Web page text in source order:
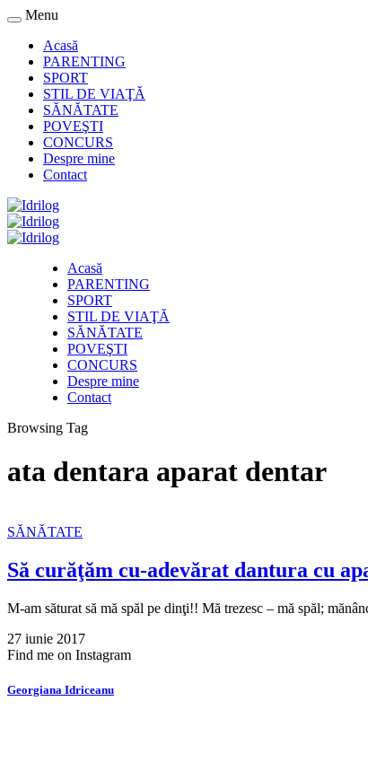
Menu
Acasă
PARENTING
SPORT
STIL DE VIAŢĂ
SĂNĂTATE
POVEŞTI
CONCURS
Despre mine
Contact
Acasă
PARENTING
SPORT
STIL DE VIAŢĂ
SĂNĂTATE
POVEŞTI
CONCURS
Despre mine
Contact
Browsing Tag
ata dentara aparat dentar
SĂNĂTATE
Să curăţăm cu-adevărat dantura cu
M-am săturat să mă spăl pe dinţi!! Mă trezesc – mă spăl;
27 iunie 2017
Find me on Instagram
Georgiana Idriceanu